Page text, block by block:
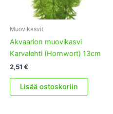
Muovikasvit
Akvaarion muovikasvi
Karvalehti (Hornwort) 13cm
2,51 €
Lisää ostoskoriin